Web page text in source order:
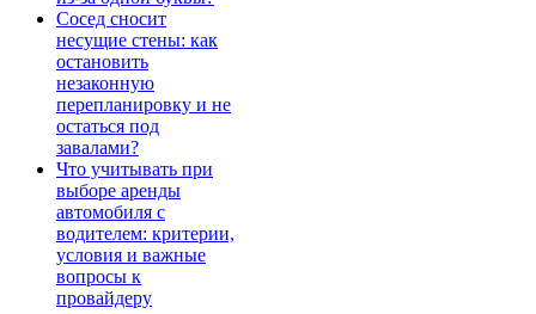
Сосед сносит
несущие стены: как
остановить
незаконную
перепланировку и не
остаться под
завалами?
Что учитывать при
выборе аренды
автомобиля с
водителем: критерии,
условия и важные
вопросы к
провайдеру